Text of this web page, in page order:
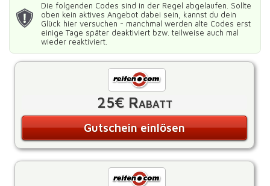
Die folgenden Codes sind in der Regel abgelaufen. Sollte
oben kein aktives Angebot dabei sein, kannst du dein
Glück hier versuchen - manchmal werden alte Codes erst
einige Tage später deaktiviert bzw. teilweise auch mal
wieder reaktiviert.
25€ Rabatt
Gutschein einlösen